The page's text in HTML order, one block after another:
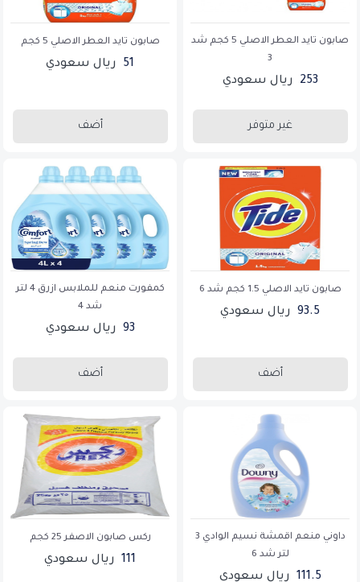
صابون تايد العطر الاصلي 5 كجم شد
3
253 ريال سعودي
غير متوفر
صابون تايد العطر الاصلي 5 كجم
51 ريال سعودي
أضف
صابون تايد الاصلي 1.5 كجم شد 6
93.5 ريال سعودي
أضف
كمفورت منعم للملابس ازرق 4 لتر
شد 4
93 ريال سعودي
أضف
داوني منعم اقمشة نسيم الوادي 3
لتر شد 6
111.5 ريال سعودي
ركس صابون الاصفر 25 كجم
111 ريال سعودي